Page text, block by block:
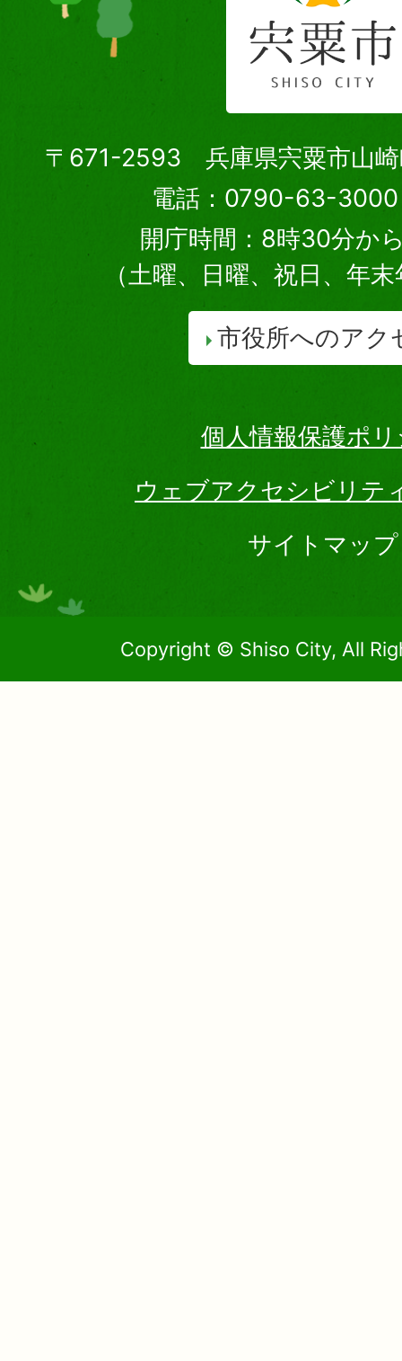
〒671-2593 兵庫県宍粟市山崎
電話：0790-63-3000
開庁時間：8時30分か
（土曜、日曜、祝日、年
市役所へのアク
個人情報保護ポ
ウェブアクセシビリテ
サイトマップ
Copyright © Shiso City, All